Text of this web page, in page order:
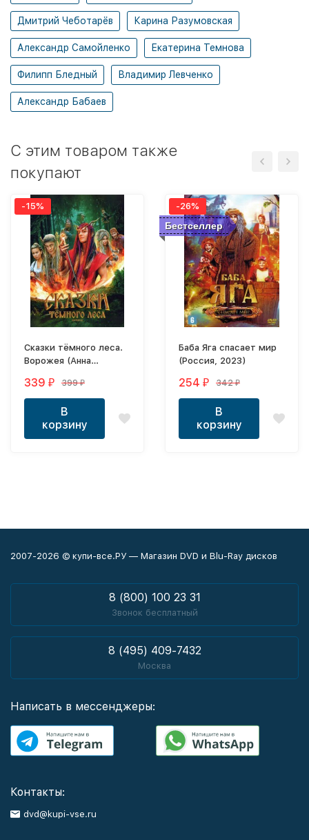
Дмитрий Чеботарёв Карина Разумовская
Александр Самойленко Екатерина Темнова
Филипп Бледный Владимир Левченко
Александр Бабаев
C этим товаром также
покупают
-15%
Сказки тёмного леса.
Ворожея (Анна
Либабов)
339 ₽ 399₽
В
корзину
Бестселлер
-26%
Баба Яга спасает мир
(Россия, 2023)
254 ₽ 342₽
В
корзину
2007-2026 © купи-все.РУ — Магазин DVD и Blu-Ray дисков
8 (800) 100 23 31
Звонок бесплатный
8 (495) 409-7432
Москва
Написать в мессенджеры:
Контакты:
dvd@kupi-vse.ru